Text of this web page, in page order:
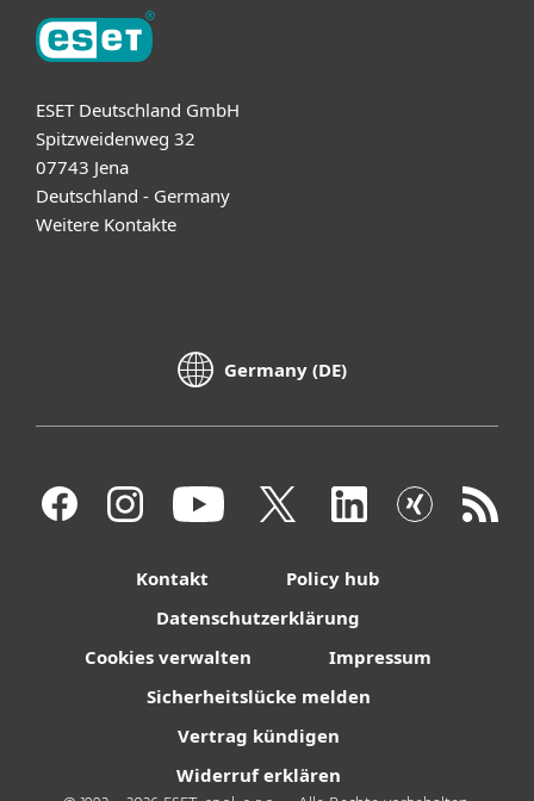
ESET Deutschland GmbH
Spitzweidenweg 32
07743 Jena
Deutschland - Germany
Weitere Kontakte
Germany (DE)
Kontakt
Policy hub
Datenschutzerklärung
Cookies verwalten
Impressum
Sicherheitslücke melden
Vertrag kündigen
Widerruf erklären